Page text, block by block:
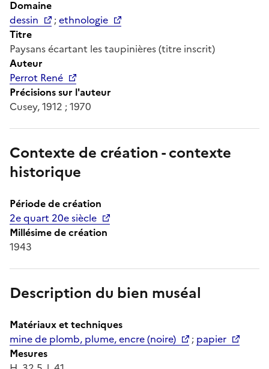
Domaine
dessin
;ethnologie
Titre
Paysans écartant les taupinières (titre inscrit)
Auteur
Perrot René
Précisions sur l'auteur
Cusey, 1912 ; 1970
Contexte de création - contexte
historique
Période de création
2e quart 20e siècle
Millésime de création
1943
Description du bien muséal
Matériaux et techniques
mine de plomb, plume, encre (noire)
; papier
Mesures